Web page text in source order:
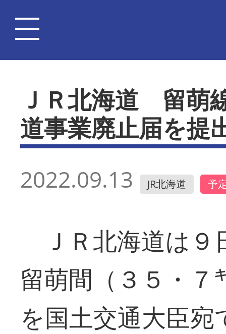
ＪＲ北海道 留
道事業廃止届を提
2022.09.13 JR北海道 予
ＪＲ北海道は９
留萌間（３５・７
を国土交通大臣